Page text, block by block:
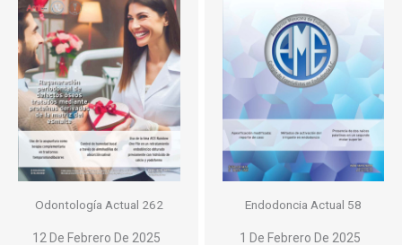
Odontología Actual 262
12 De Febrero De 2025
Endodoncia Actual 58
1 De Febrero De 2025